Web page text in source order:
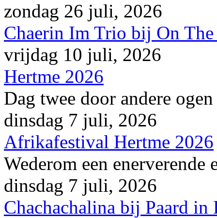
zondag 26 juli, 2026
Chaerin Im Trio bij On
vrijdag 10 juli, 2026
Hertme 2026
Dag twee door andere
dinsdag 7 juli, 2026
Afrikafestival Hertme 2026
Wederom een enerverende
dinsdag 7 juli, 2026
Chachachalina bij Paard in